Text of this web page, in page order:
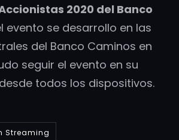
2020 del Banco
evento se desarrollo en las
del Banco Caminos en
seguir el evento en su
todos los dispositivos.
Streaming